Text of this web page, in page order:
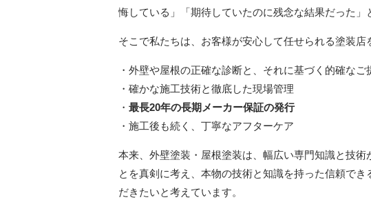
悔している」「期待していたのに残念な結果だった」
そこで私たちは、お客様が安心して任せられる塗装店
・外壁や屋根の正確な診断と、それに基づく的確なご
・確かな施工技術と徹底した現場管理
・ 最長20年の長期メーカー保証の発行
・施工後も続く、丁寧なアフターケア
本来、外壁塗装・屋根塗装は、幅広い専門知識と技
とを真剣に考え、本物の技術と知識を持った信頼で
だきたいと考えています。